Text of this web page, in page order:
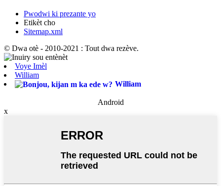
Pwodwi ki prezante yo
Etikèt cho
Sitemap.xml
© Dwa otè - 2010-2021 : Tout dwa rezève.
Voye Imèl
William
William
Android
x